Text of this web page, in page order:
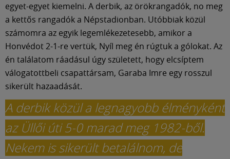
egyet-egyet kiemelni. A derbik, az örökrangadók, no meg
a kettős rangadók a Népstadionban. Utóbbiak közül
számomra az egyik legemlékezetesebb, amikor a
Honvédot 2-1-re vertük, Nyíl meg én rúgtuk a gólokat. Az
én találatom ráadásul úgy született, hogy elcsíptem
válogatottbeli csapattársam, Garaba Imre egy rosszul
sikerült hazaadását.
A derbik közül a legnagyobb élményként
az Üllői úti 5-0 marad meg 1982-ből.
Nekem is sikerült betalálnom, de